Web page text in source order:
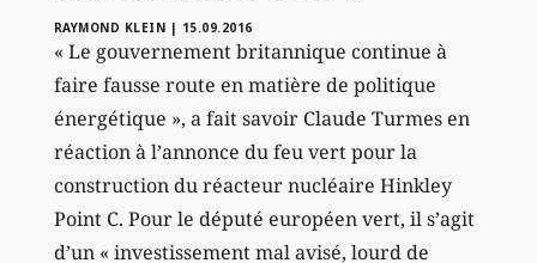
RAYMOND KLEIN | 15.09.2016
« Le gouvernement britannique continue à
faire fausse route en matière de politique
énergétique », a fait savoir Claude Turmes en
réaction à l’annonce du feu vert pour la
construction du réacteur nucléaire Hinkley
Point C. Pour le député européen vert, il s’agit
d’un « investissement mal avisé, lourd de